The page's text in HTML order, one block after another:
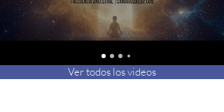
Ver todos los videos